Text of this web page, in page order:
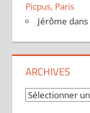
Picpus, Paris
Jérôme dans
ARCHIVES
Archives